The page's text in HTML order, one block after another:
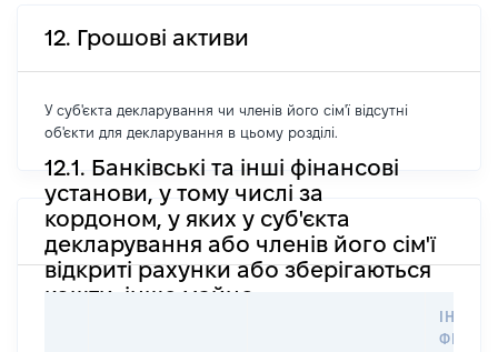
12. Грошові активи
У суб'єкта декларування чи членів його сім'ї відсутні
об'єкти для декларування в цьому розділі.
12.1. Банківські та інші фінансові
установи, у тому числі за
кордоном, у яких у суб'єкта
декларування або членів його сім'ї
відкриті рахунки або зберігаються
кошти, інше майно